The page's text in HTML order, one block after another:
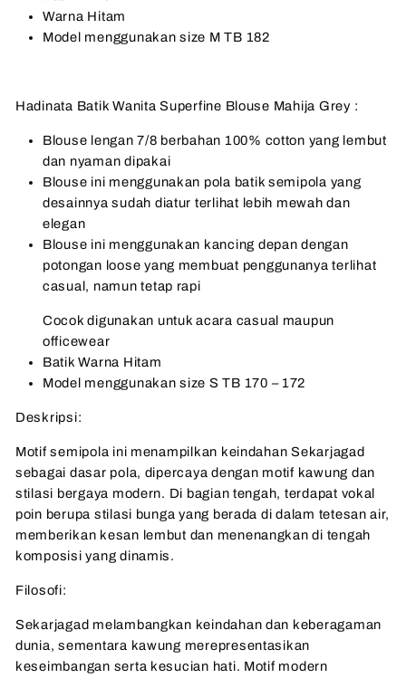
Warna Hitam
Model menggunakan size M TB 182
Hadinata Batik Wanita Superfine Blouse Mahija Grey :
Blouse lengan 7/8 berbahan 100% cotton yang lembut
dan nyaman dipakai
Blouse ini menggunakan pola batik semipola yang
desainnya sudah diatur terlihat lebih mewah dan
elegan
Blouse ini menggunakan kancing depan dengan
potongan loose yang membuat penggunanya terlihat
casual, namun tetap rapi
Cocok digunakan untuk acara casual maupun
officewear
Batik Warna Hitam
Model menggunakan size S TB 170 – 172
Deskripsi:
Motif semipola ini menampilkan keindahan Sekarjagad
sebagai dasar pola, dipercaya dengan motif kawung dan
stilasi bergaya modern. Di bagian tengah, terdapat vokal
poin berupa stilasi bunga yang berada di dalam tetesan air,
memberikan kesan lembut dan menenangkan di tengah
komposisi yang dinamis.
Filosofi:
Sekarjagad melambangkan keindahan dan keberagaman
dunia, sementara kawung merepresentasikan
keseimbangan serta kesucian hati. Motif modern